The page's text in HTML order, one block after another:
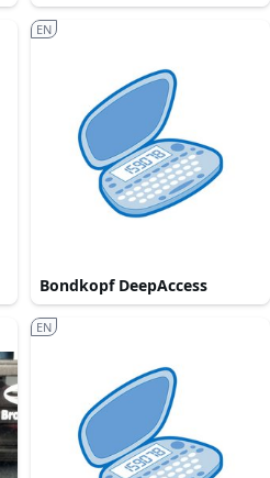
Bondkopf DeepAccess
EN
EN